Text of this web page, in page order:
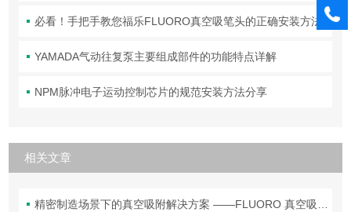
必看！手把手教您福乐FLUORO真空吸笔头的正确安装方法
YAMADA气动往复泵主要组成部件的功能特点详解
NPM脉冲电子运动控制芯片的规范安装方法分享
相关文章
精密制造场景下的真空吸附解决方案 ——FLUORO 真空吸笔头技术解析